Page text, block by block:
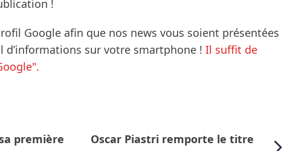
!
Google afin que nos news vous soient présentées
sur votre smartphone ! Il suffit de
première
Oscar Piastri remporte le titre